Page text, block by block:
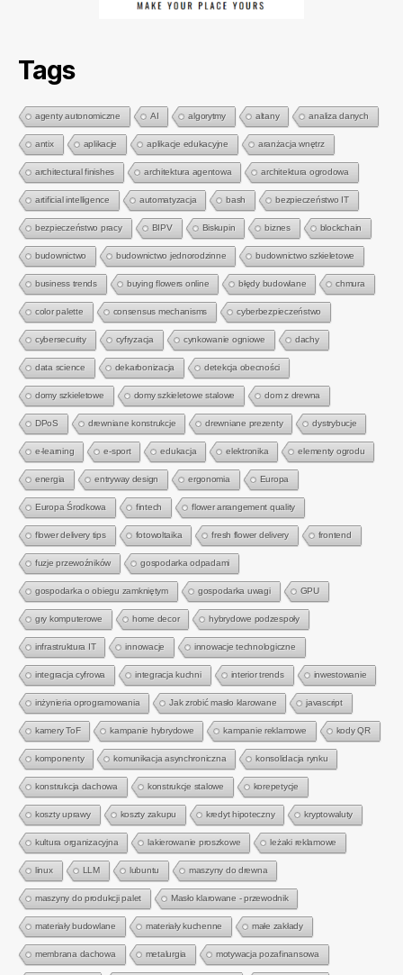
Tags
agenty autonomiczne AI algorytmy altany analiza danych
antix aplikacje aplikacje edukacyjne aranżacja wnętrz
architectural finishes architektura agentowa architektura ogrodowa
artificial intelligence automatyzacja bash bezpieczeństwo IT
bezpieczeństwo pracy BIPV Biskupin biznes blockchain
budownictwo budownictwo jednorodzinne budownictwo szkieletowe
business trends buying flowers online błędy budowlane chmura
color palette consensus mechanisms cyberbezpieczeństwo
cybersecurity cyfryzacja cynkowanie ogniowe dachy
data science dekarbonizacja detekcja obecności
domy szkieletowe domy szkieletowe stalowe dom z drewna
DPoS drewniane konstrukcje drewniane prezenty dystrybucje
e-learning e-sport edukacja elektronika elementy ogrodu
energia entryway design ergonomia Europa
Europa Środkowa fintech flower arrangement quality
flower delivery tips fotowoltaika fresh flower delivery frontend
fuzje przewoźników gospodarka odpadami
gospodarka o obiegu zamkniętym gospodarka uwagi GPU
gry komputerowe home decor hybrydowe podzespoły
infrastruktura IT innowacje innowacje technologiczne
integracja cyfrowa integracja kuchni interior trends inwestowanie
inżynieria oprogramowania Jak zrobić masło klarowane javascript
kamery ToF kampanie hybrydowe kampanie reklamowe kody QR
komponenty komunikacja asynchroniczna konsolidacja rynku
konstrukcja dachowa konstrukcje stalowe korepetycje
koszty uprawy koszty zakupu kredyt hipoteczny kryptowaluty
kultura organizacyjna lakierowanie proszkowe leżaki reklamowe
linux LLM lubuntu maszyny do drewna
maszyny do produkcji palet Masło klarowane - przewodnik
materiały budowlane materiały kuchenne małe zakłady
membrana dachowa metalurgia motywacja pozafinansowa